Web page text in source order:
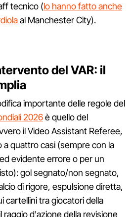
tecnico (lo hanno fatto anche
al Manchester City).
del VAR: il
importante delle regole del
2026è quello del
il Video Assistant Referee,
a quattro casi (sempre con la
evidente errore o per un
gol segnato/non segnato,
di rigore, espulsione diretta,
cartellini tra giocatori della
raggio d'azione della revisione